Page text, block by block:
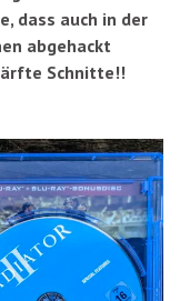
dass auch in der
abgehackt
Schnitte!!